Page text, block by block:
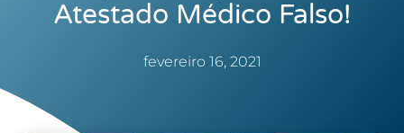
Atestado Médico Falso!
fevereiro 16, 2021